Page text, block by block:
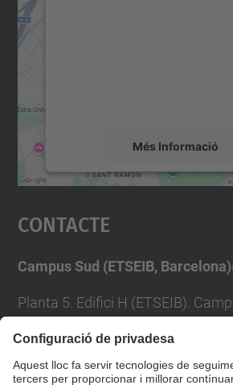
Més Informació
Accepta
powered by
Contacte
Campus Sud (ETSEIB, Barcelona)
Planta 5. Edifici H (ETSEIB).
08028 Barcelona
Tel:+34 93 401 74 66